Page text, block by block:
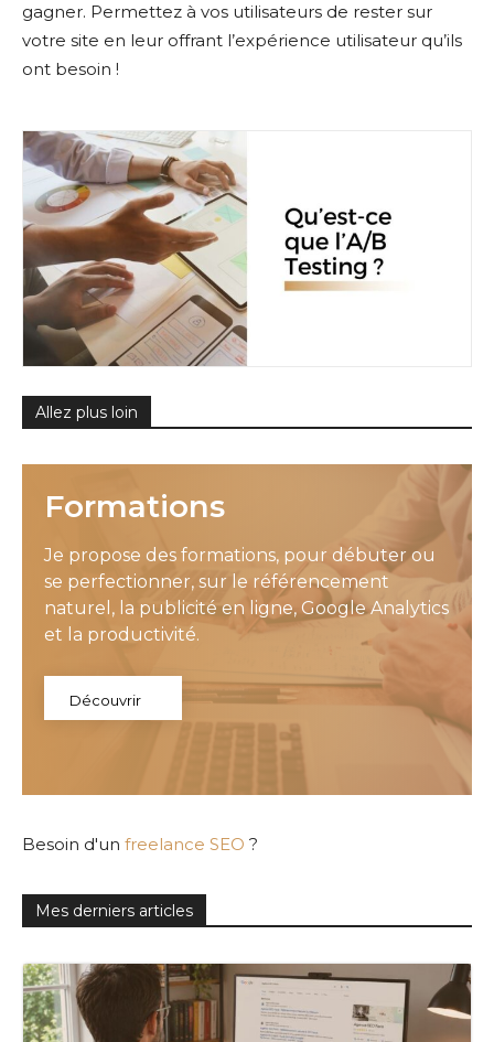
gagner. Permettez à vos utilisateurs de rester sur
votre site en leur offrant l’expérience utilisateur qu’ils
ont besoin !
Allez plus loin
Formations
Je propose des formations, pour débuter ou
se perfectionner, sur le référencement
naturel, la publicité en ligne, Google Analytics
et la productivité.
Découvrir
Besoin d'un freelance SEO ?
Mes derniers articles